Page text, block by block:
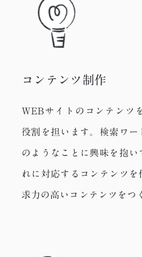
コンテンツ制作
WEBサイトのコンテンツ
役割を担います。検索ワー
のようなことに興味を抱い
れに対応するコンテンツ
求力の高いコンテンツをつ